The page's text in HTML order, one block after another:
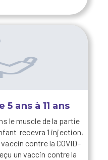
ans à 11 ans
le muscle de la partie
recevra1 injection,
contre la COVID-
un vaccin contre la